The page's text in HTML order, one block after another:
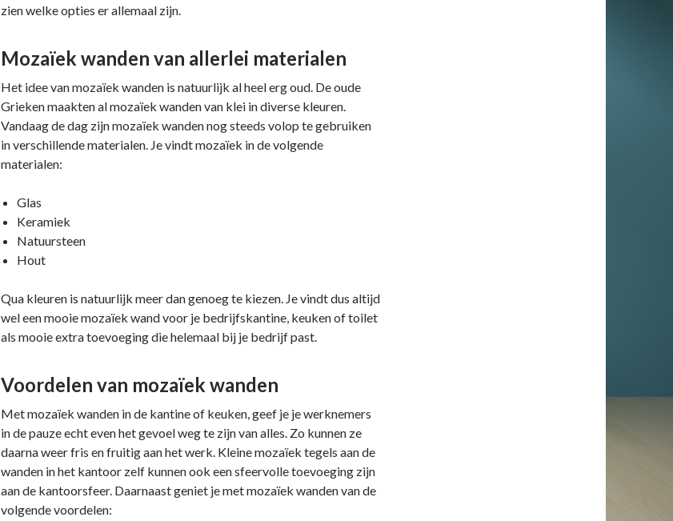
zien welke opties er allemaal zijn.
Mozaïek wanden van allerlei materialen
Het idee van mozaïek wanden is natuurlijk al heel erg oud. De oude
Grieken maakten al mozaïek wanden van klei in diverse kleuren.
Vandaag de dag zijn mozaïek wanden nog steeds volop te gebruiken
in verschillende materialen. Je vindt mozaïek in de volgende
materialen:
Glas
Keramiek
Natuursteen
Hout
Qua kleuren is natuurlijk meer dan genoeg te kiezen. Je vindt dus altijd
wel een mooie mozaïek wand voor je bedrijfskantine, keuken of toilet
als mooie extra toevoeging die helemaal bij je bedrijf past.
Voordelen van mozaïek wanden
Met mozaïek wanden in de kantine of keuken, geef je je werknemers
in de pauze echt even het gevoel weg te zijn van alles. Zo kunnen ze
daarna weer fris en fruitig aan het werk. Kleine mozaïek tegels aan de
wanden in het kantoor zelf kunnen ook een sfeervolle toevoeging zijn
aan de kantoorsfeer. Daarnaast geniet je met mozaïek wanden van de
volgende voordelen: